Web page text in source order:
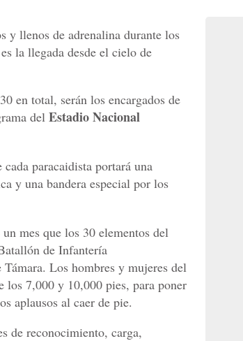
y llenos de adrenalina durante los
la llegada desde el cielo de
en total, serán los encargados de
del Estadio Nacional
paracaidista portará una
y una bandera especial por los
mes que los 30 elementos del
de Infantería
Los hombres y mujeres del
los 7,000 y 10,000 pies, para poner
aplausos al caer de pie.
de reconocimiento, carga,